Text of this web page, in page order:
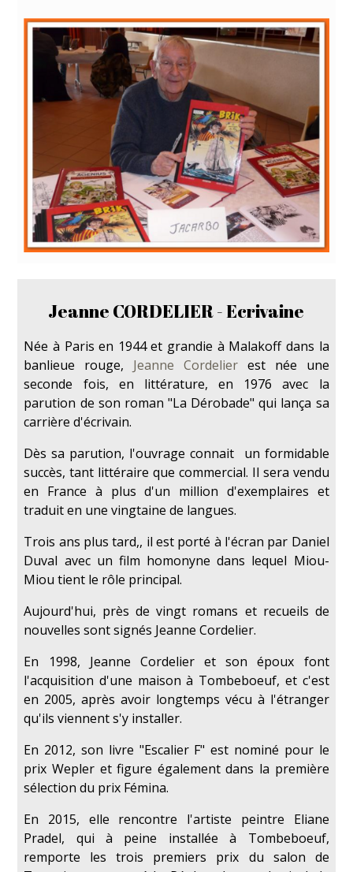
Jeanne CORDELIER - Ecrivaine
Née à Paris en 1944 et grandie à Malakoff dans la
banlieue rouge, Jeanne Cordelier est née une
seconde fois, en littérature, en 1976 avec la
parution de son roman "La Dérobade" qui lança sa
carrière d'écrivain.
Dès sa parution, l'ouvrage connait un formidable
succès, tant littéraire que commercial. Il sera vendu
en France à plus d'un million d'exemplaires et
traduit en une vingtaine de langues.
Trois ans plus tard,, il est porté à l'écran par Daniel
Duval avec un film homonyne dans lequel Miou-
Miou tient le rôle principal.
Aujourd'hui, près de vingt romans et recueils de
nouvelles sont signés Jeanne Cordelier.
En 1998, Jeanne Cordelier et son époux font
l'acquisition d'une maison à Tombeboeuf, et c'est
en 2005, après avoir longtemps vécu à l'étranger
qu'ils viennent s'y installer.
En 2012, son livre "Escalier F" est nominé pour le
prix Wepler et figure également dans la première
sélection du prix Fémina.
En 2015, elle rencontre l'artiste peintre Eliane
Pradel, qui à peine installée à Tombeboeuf,
remporte les trois premiers prix du salon de